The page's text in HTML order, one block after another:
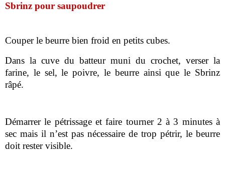
Sbrinz pour saupoudrer
Couper le beurre bien froid en petits cubes.
Dans la cuve du batteur muni du crochet, verser la
farine, le sel, le poivre, le beurre ainsi que le Sbrinz
râpé.
Démarrer le pétrissage et faire tourner 2 à 3 minutes à
sec mais il n’est pas nécessaire de trop pétrir, le beurre
doit rester visible.